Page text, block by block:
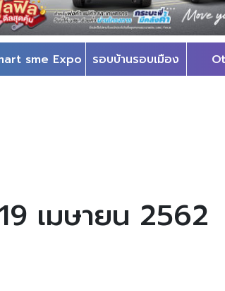
sme Expo รอบบ้านรอบเมือง
เมษายน 2562